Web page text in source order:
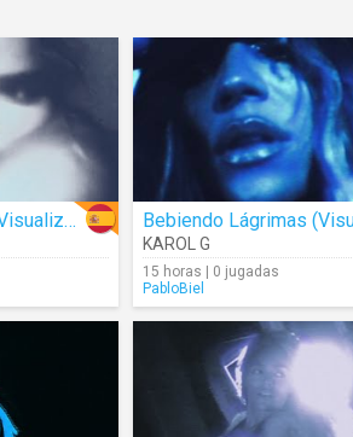
Con Quién Andará (Visualizer)
KAROL G
15 horas | 0 jugadas
PabloBiel